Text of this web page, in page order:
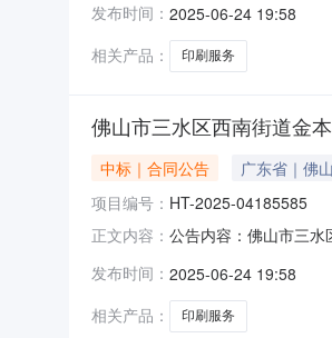
(甲方)：佛山市三水区
桂
发布时间： 2025-06-24 19:58
相关产品：
印刷服务
佛山市三水区西南街道金
中标｜合同公告 广东省｜佛
项目编号： HT-2025-04185585
正文内容： 公告内容：佛山市三
(甲方)：佛山市三水区
区
发布时间： 2025-06-24 19:58
相关产品：
印刷服务